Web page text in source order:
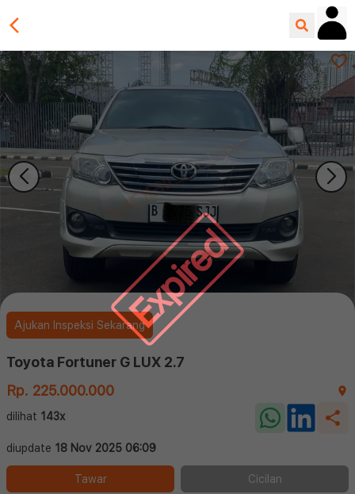
Expired
Ajukan Inspeksi Sekarang
Toyota Fortuner G LUX 2.7
Rp. 225.000.000
dilihat 143x
diupdate 18 Nov 2025 06:09
Tawar Cicilan